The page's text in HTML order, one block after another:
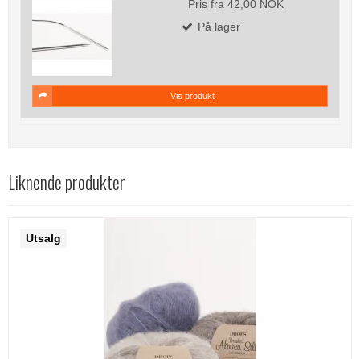
Pris fra 42,00 NOK
På lager
Vis produkt
Liknende produkter
Utsalg